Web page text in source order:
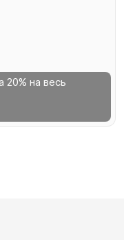
20% на весь